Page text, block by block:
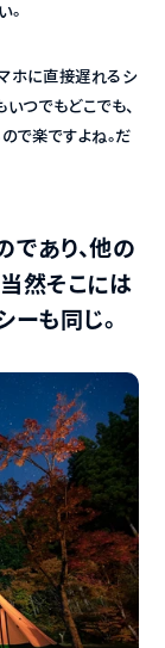
。
ホに直接遅れるシ
つでもどこでも、
で楽ですよね。だ
あり、他の
然そこには
ーも同じ。